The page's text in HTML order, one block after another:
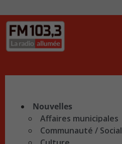
Nouvelles
Affaires municipales
Communauté / Social